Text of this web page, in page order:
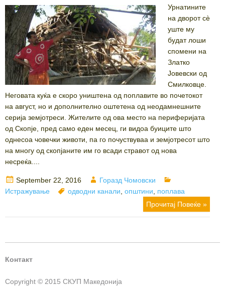
Урнатините
на дворот сè
уште му
будат лоши
спомени на
Златко
Јовевски од
Смилковце.
Неговата куќа е скоро уништена од поплавите во почетокот
на август, но и дополнително оштетена од неодамнешните
серија земјотреси. Жителите од ова место на периферијата
од Скопје, пред само еден месец, ги видоа буиците што
однесоа човечки животи, па го почуствуваа и земјотресот што
на многу од скопјаните им го всади стравот од нова
несреќа....
Posted
on
September 22, 2016 Author
Горазд Чомовски
Истражување
Tags
одводни канали општини
поплава
Прочитај Повеќе »
Контакт
Copyright © 2015 СКУП Македонија